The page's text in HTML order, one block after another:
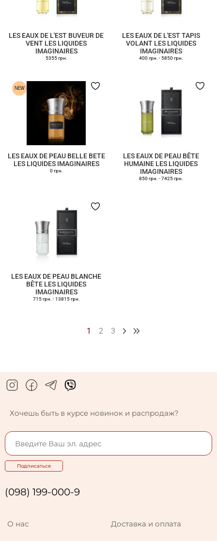
LES EAUX DE L'EST BUVEUR DE
VENT LES LIQUIDES
IMAGINAIRES
5355 грн.
LES EAUX DE L'EST TAPIS
VOLANT LES LIQUIDES
IMAGINAIRES
400 грн. -5850 грн.
LES EAUX DE PEAU BELLE BETE
LES LIQUIDES IMAGINAIRES
0 грн.
LES EAUX DE PEAU BÊTE
HUMAINE LES LIQUIDES
IMAGINAIRES
850 грн. -7425 грн.
LES EAUX DE PEAU BLANCHE
BÊTE LES LIQUIDES
IMAGINAIRES
715 грн. -13815 грн.
1 2 3
Хочешь быть в курсе новинок и распродаж?
Подписаться
(098) 199-000-9
О нас Доставка и оплата